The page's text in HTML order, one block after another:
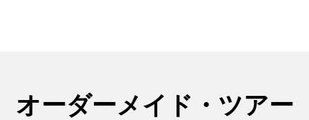
オーダーメイド・ツアー